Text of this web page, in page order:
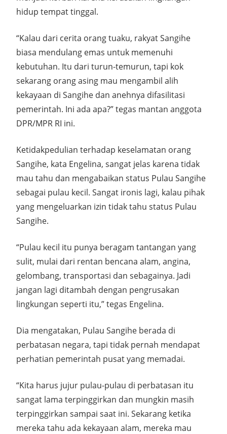
hidup tempat tinggal.
“Kalau dari cerita orang tuaku, rakyat Sangihe
biasa mendulang emas untuk memenuhi
kebutuhan. Itu dari turun-temurun, tapi kok
sekarang orang asing mau mengambil alih
kekayaan di Sangihe dan anehnya difasilitasi
pemerintah. Ini ada apa?” tegas mantan anggota
DPR/MPR RI ini.
Ketidakpedulian terhadap keselamatan orang
Sangihe, kata Engelina, sangat jelas karena tidak
mau tahu dan mengabaikan status Pulau Sangihe
sebagai pulau kecil. Sangat ironis lagi, kalau pihak
yang mengeluarkan izin tidak tahu status Pulau
Sangihe.
“Pulau kecil itu punya beragam tantangan yang
sulit, mulai dari rentan bencana alam, angina,
gelombang, transportasi dan sebagainya. Jadi
jangan lagi ditambah dengan pengrusakan
lingkungan seperti itu,” tegas Engelina.
Dia mengatakan, Pulau Sangihe berada di
perbatasan negara, tapi tidak pernah mendapat
perhatian pemerintah pusat yang memadai.
“Kita harus jujur pulau-pulau di perbatasan itu
sangat lama terpinggirkan dan mungkin masih
terpinggirkan sampai saat ini. Sekarang ketika
mereka tahu ada kekayaan alam, mereka mau